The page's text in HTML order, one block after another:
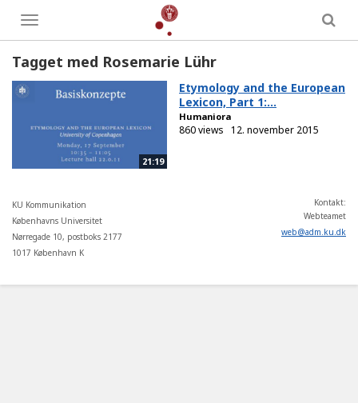
Toggle
menu
Tagget med Rosemarie Lühr
21:19
Etymology and the European
Lexicon, Part 1:...
Humaniora
860 views 12. november 2015
KU Kommunikation
Københavns Universitet
Nørregade 10, postboks 2177
1017 København K
Kontakt:
Webteamet
web@adm.ku.dk